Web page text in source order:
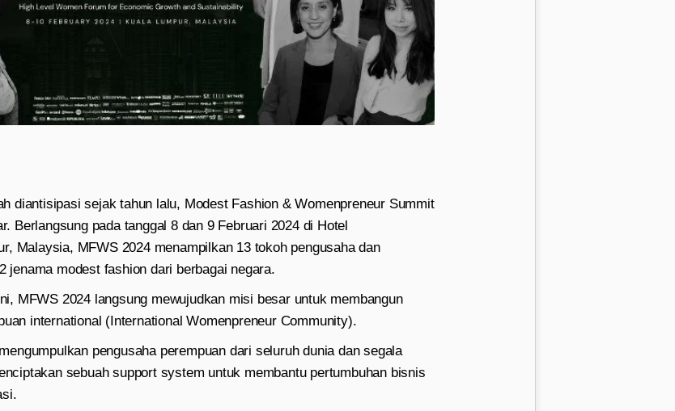
diantisipasi sejak tahun lalu, Modest Fashion & Womenpreneur Summit
Berlangsung pada tanggal 8 dan 9 Februari 2024 di Hotel
Malaysia, MFWS 2024 menampilkan 13 tokoh pengusaha dan
jenama modest fashion dari berbagai negara.
MFWS 2024 langsung mewujudkan misi besar untuk membangun
international (International Womenpreneur Community).
pengusaha perempuan dari seluruh dunia dan segala
sebuah support system untuk membantu pertumbuhan bisnis